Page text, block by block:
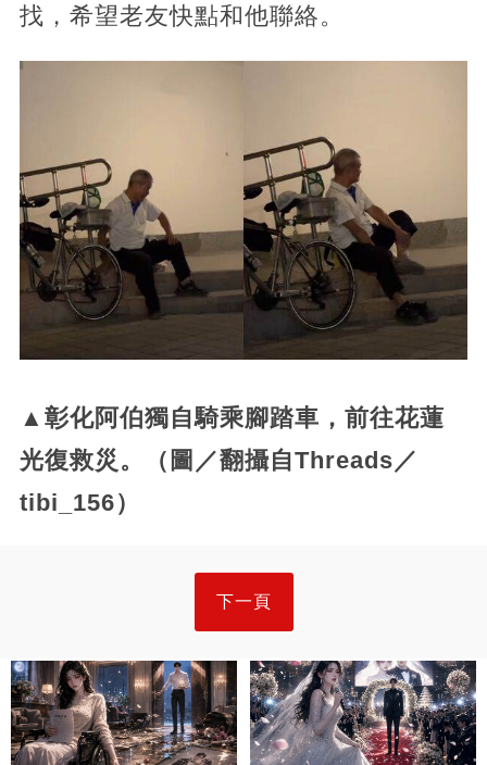
找，希望老友快點和他聯絡。
▲彰化阿伯獨自騎乘腳踏車，前往花蓮
光復救災。（圖／翻攝自Threads／
tibi_156）
下一頁